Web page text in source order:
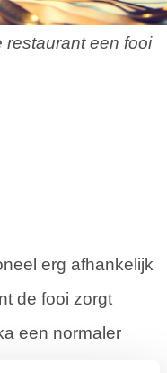
restaurant een fooi
erg afhankelijk
de fooi zorgt
een normaler
aan fooi wordt